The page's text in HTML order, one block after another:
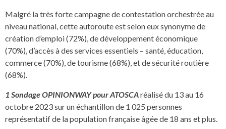
Malgré la très forte campagne de contestation orchestrée au
niveau national, cette autoroute est selon eux synonyme de
création d’emploi (72%), de développement économique
(70%), d’accès à des services essentiels – santé, éducation,
commerce (70%), de tourisme (68%), et de sécurité routière
(68%).
1 Sondage OPINIONWAY pour ATOSCAréalisé du 13 au 16
octobre 2023 sur un échantillon de 1 025 personnes
représentatif de la population française âgée de 18 ans et plus.